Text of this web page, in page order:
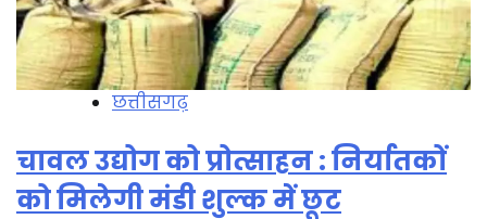
छत्तीसगढ़
चावल उद्योग को प्रोत्साहन : निर्यातकों
को मिलेगी मंडी शुल्क में छूट